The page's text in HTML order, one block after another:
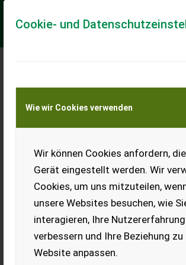
Cookie- und
Wie wir Cookies verwenden
Wir können Cookies anfordern,
Gerät eingestellt werden. Wir
Cookies, um uns mitzuteilen,
unsere Websites besuchen, wie
interagieren, Ihre Nutzererfahrung
verbessern und Ihre Beziehung zu
Website anpassen.
10,5 m
!
sie uns nach